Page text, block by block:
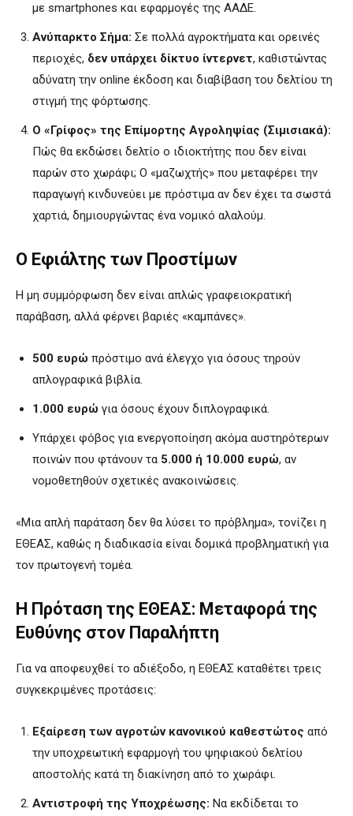
με smartphones και εφαρμογές της ΑΑΔΕ.
Ανύπαρκτο Σήμα: Σε πολλά αγροκτήματα και ορεινές
περιοχές, δεν υπάρχει δίκτυο ίντερνετ, καθιστώντας
αδύνατη την online έκδοση και διαβίβαση του δελτίου τη
στιγμή της φόρτωσης.
Ο «Γρίφος» της Επίμορτης Αγροληψίας (Σιμισιακά):
Πώς θα εκδώσει δελτίο ο ιδιοκτήτης που δεν είναι
παρών στο χωράφι; Ο «μαζωχτής» που μεταφέρει την
παραγωγή κινδυνεύει με πρόστιμα αν δεν έχει τα σωστά
χαρτιά, δημιουργώντας ένα νομικό αλαλούμ.
Ο Εφιάλτης των Προστίμων
Η μη συμμόρφωση δεν είναι απλώς γραφειοκρατική
παράβαση, αλλά φέρνει βαριές «καμπάνες».
500 ευρώ πρόστιμο ανά έλεγχο για όσους τηρούν
απλογραφικά βιβλία.
1.000 ευρώ για όσους έχουν διπλογραφικά.
Υπάρχει φόβος για ενεργοποίηση ακόμα αυστηρότερων
ποινών που φτάνουν τα 5.000 ή 10.000 ευρώ, αν
νομοθετηθούν σχετικές ανακοινώσεις.
«Μια απλή παράταση δεν θα λύσει το πρόβλημα», τονίζει η
ΕΘΕΑΣ, καθώς η διαδικασία είναι δομικά προβληματική για
τον πρωτογενή τομέα.
Η Πρόταση της ΕΘΕΑΣ: Μεταφορά της
Ευθύνης στον Παραλήπτη
Για να αποφευχθεί το αδιέξοδο, η ΕΘΕΑΣ καταθέτει τρεις
συγκεκριμένες προτάσεις:
Εξαίρεση των αγροτών κανονικού καθεστώτος από
την υποχρεωτική εφαρμογή του ψηφιακού δελτίου
αποστολής κατά τη διακίνηση από το χωράφι.
Αντιστροφή της Υποχρέωσης: Να εκδίδεται το